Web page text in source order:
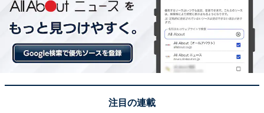
実際に「Victor HA-A30T2」を使用するユーザーから
は、どのような声が届いているのでしょうか。インター
ネット上で目立った声を抜粋して紹介します。
ノイズキャンセリングの性能が想像以上で、電車の
注目の連載